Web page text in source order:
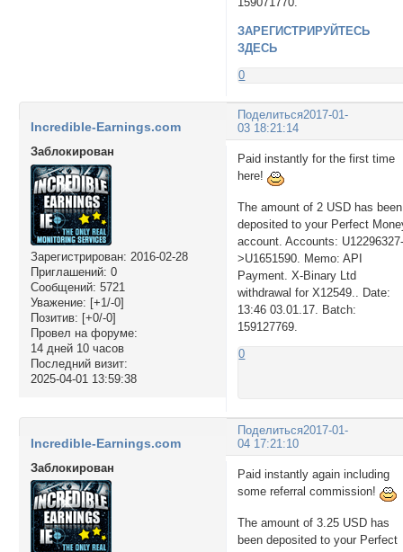
ЗАРЕГИСТРИРУЙТЕСЬ
ЗДЕСЬ
0
Поделиться2017-01-
03 18:21:14
Incredible-Earnings.com
Заблокирован
Зарегистрирован: 2016-02-28
Приглашений: 0
Сообщений: 5721
Уважение: [+1/-0]
Позитив: [+0/-0]
Провел на форуме:
14 дней 10 часов
Последний визит:
2025-04-01 13:59:38
Paid instantly for the first time
here!
The amount of 2 USD has been
deposited to your Perfect
account. Accounts:
>U1651590. Memo: API
Payment. X-Binary Ltd
withdrawal for X12549.. Date:
13:46 03.01.17. Batch:
159127769.
0
Поделиться2017-01-
04 17:21:10
Incredible-Earnings.com
Заблокирован
Paid instantly again including
some referral commission!
The amount of 3.25 USD has
been deposited to your Perfect